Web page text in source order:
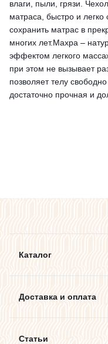
влаги, пыли, грязи.
матраса, быстро и легко
сохранить матрас в
многих лет.Махра –
эффектом легкого
при этом не вызывает
позволяет телу
достаточно прочная и
Каталог
Доставка и оплата
Статьи